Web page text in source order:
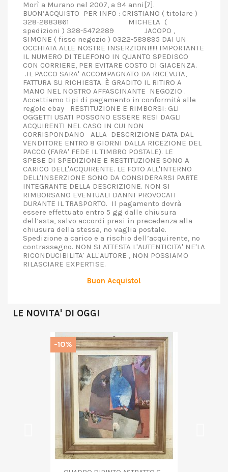
Morì a Murano nel 2007, a 94 anni[7].
BUON’ACQUISTO PER INFO : CRISTIANO ( titolare )
328-2883861 MICHELA (
spedizioni ) 328-5472289 JACOPO ,
SIMONE ( fisso negozio ) 0322-589895 DAI UN
OCCHIATA ALLE NOSTRE INSERZIONI!!!!! IMPORTANTE
IL NUMERO DI TELEFONO IN QUANTO SPEDISCO
CON CORRIERE, PER EVITARE COSTO DI GIACENZA.
.IL PACCO SARA' ACCOMPAGNATO DA RICEVUTA,
FATTURA SU RICHIESTA. È GRADITO IL RITIRO A
MANO NEL NOSTRO AFFASCINANTE NEGOZIO .
Accettiamo tipi di pagamento in conformità alle
regole ebay RESTITUZIONE E RIMBORSI: GLI
OGGETTI USATI POSSONO ESSERE RESI DAGLI
ACQUIRENTI NEL CASO IN CUI NON
CORRISPONDANO ALLA DESCRIZIONE DATA DAL
VENDITORE ENTRO 8 GIORNI DALLA RICEZIONE DEL
PACCO (FARA' FEDE IL TIMBRO POSTALE). LE
SPESE DI SPEDIZIONE E RESTITUZIONE SONO A
CARICO DELL'ACQUIRENTE. LE FOTO ALL'INTERNO
DELL'INSERZIONE SONO DA CONSIDERARSI PARTE
INTEGRANTE DELLA DESCRIZIONE. NON SI
RIMBORSANO EVENTUALI DANNI PROVOCATI
DURANTE IL TRASPORTO. Il pagamento dovrà
essere effettuato entro 5 gg dalle chiusura
dell’asta, salvo accordi presi in precedenza alla
chiusura della stessa, no vaglia postale.
Spedizione a carico e a rischio dell’acquirente, no
contrassegno. NON SI ATTESTA L'AUTENTICITA' NE'LA
RICONDUCIBILITA' ALL'AUTORE , NON POSSIAMO
RILASCIARE EXPERTISE.
Buon Acquisto!
LE NOVITA' DI OGGI
-10%